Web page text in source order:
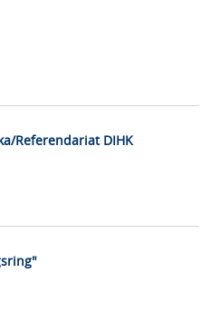
Referendariat DIHK